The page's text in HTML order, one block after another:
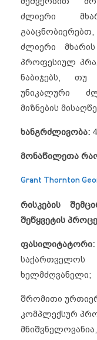
ძლიერი
ძლიერი
პროფესიულ
ნაბიჯებს,
უნიკალური
მიზნების
ხანგრძლივობა:
მონაწილეთა
Grant Thornton
რისკების
შეწყვეტის
ფასილიტატორი:
ხელმძღვანელი;
შრომითი
კომპლექსურ